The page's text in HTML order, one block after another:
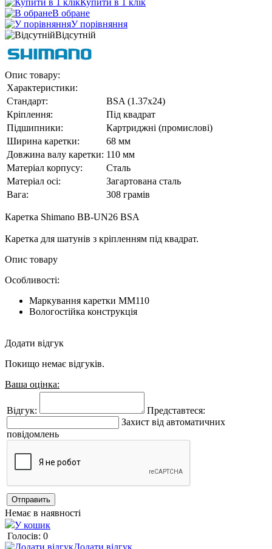
В обране
У порівняння
Відсутній
Опис товару:
Характеристики:
Стандарт:
BSA (1.37х24)
Кріплення:
Під квадрат
Підшипники:
Картриджні (промислові)
Ширина каретки:
68 мм
Довжина валу каретки: 110 мм
Матеріал корпусу:
Сталь
Матеріал осі:
Загартована сталь
Вага:
308 грамів
Каретка Shimano BB-UN26 BSA
Каретка для шатунів з кріпленням під квадрат.
Опис товару
Особливості:
Маркування каретки MM110
Вологостійка конструкція
Додати відгук
Покищо немає відгуків.
Ваша оцінка:
Відгук:
Представтеся:
Захист від автоматичних
повідомлень
Немає в наявності
У кошик
Голосів: 0
Додати відгук